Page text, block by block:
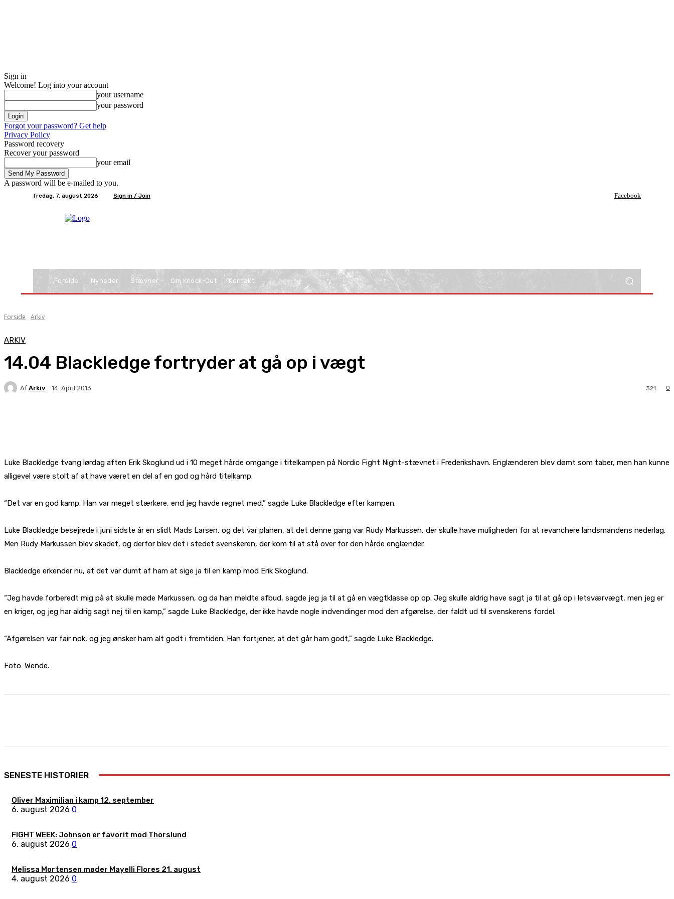
Sign in
Welcome! Log into your account
your username
your password
Forgot your password? Get help
Privacy Policy
Password recovery
Recover your password
your email
A password will be e-mailed to you.
fredag, 7. august 2026 Sign in / Join Facebook
Forside Nyheder Stævner Om Knock-Out Kontakt
Forside Arkiv
ARKIV
14.04 Blackledge fortryder at gå op i vægt
Af Arkiv 14. April 2013 0
321
Luke Blackledge tvang lørdag aften Erik Skoglund ud i 10 meget hårde omgange i titelkampen på Nordic Fight Night-stævnet i Frederikshavn. Englænderen blev dømt som taber, men han kunne
alligevel være stolt af at have været en del af en god og hård titelkamp.
“Det var en god kamp. Han var meget stærkere, end jeg havde regnet med,” sagde Luke Blackledge efter kampen.
Luke Blackledge besejrede i juni sidste år en slidt Mads Larsen, og det var planen, at det denne gang var Rudy Markussen, der skulle have muligheden for at revanchere landsmandens nederlag.
Men Rudy Markussen blev skadet, og derfor blev det i stedet svenskeren, der kom til at stå over for den hårde englænder.
Blackledge erkender nu, at det var dumt af ham at sige ja til en kamp mod Erik Skoglund.
“Jeg havde forberedt mig på at skulle møde Markussen, og da han meldte afbud, sagde jeg ja til at gå en vægtklasse op op. Jeg skulle aldrig have sagt ja til at gå op i letsværvægt, men jeg er
en kriger, og jeg har aldrig sagt nej til en kamp,” sagde Luke Blackledge, der ikke havde nogle indvendinger mod den afgørelse, der faldt ud til svenskerens fordel.
“Afgørelsen var fair nok, og jeg ønsker ham alt godt i fremtiden. Han fortjener, at det går ham godt,” sagde Luke Blackledge.
Foto: Wende.
SENESTE HISTORIER
Oliver Maximilian i kamp 12. september
6. august 2026 0
FIGHT WEEK: Johnson er favorit mod Thorslund
6. august 2026 0
Melissa Mortensen møder Mayelli Flores 21. august
4. august 2026 0